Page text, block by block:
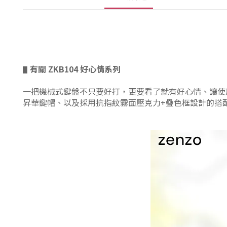
▋ 有關 ZKB104 好心情系列
一把機械式鍵盤不只要好打，更要看了就有好心情、讓
昇華鍵帽、以及採用抗指紋霧面壓克力+疊色框設計的